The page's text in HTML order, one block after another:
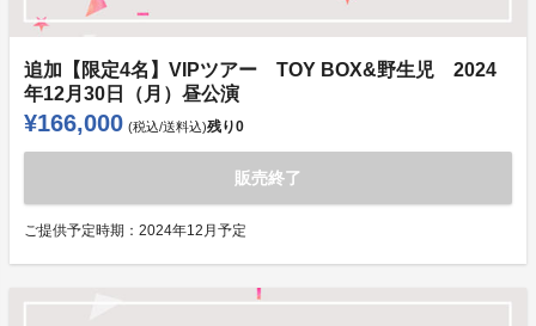
追加【限定4名】VIPツアー TOY BOX&野生児 2024
年12月30日（月）昼公演
¥166,000 (税込/送料込)残り0
販売終了
ご提供予定時期： 2024年12月予定